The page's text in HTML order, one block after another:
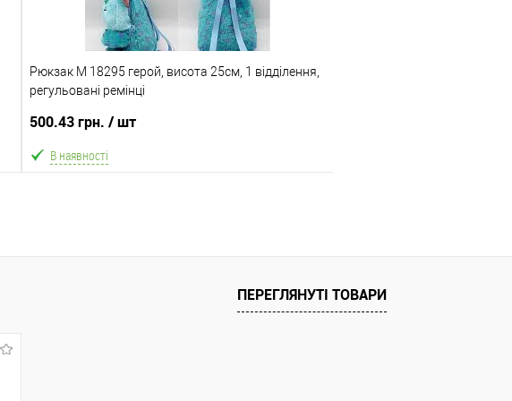
Доставка/Оплата
Відправка тільки Новою поштою протягом 2-5 днів
після повної передоплати (упаковку оплачує
Рюкзак M 18295 герой, висота 25см, 1 відділення,
регульовані ремінці
500.43 грн. / шт
В наявності
ПЕРЕГЛЯНУТІ ТОВАРИ